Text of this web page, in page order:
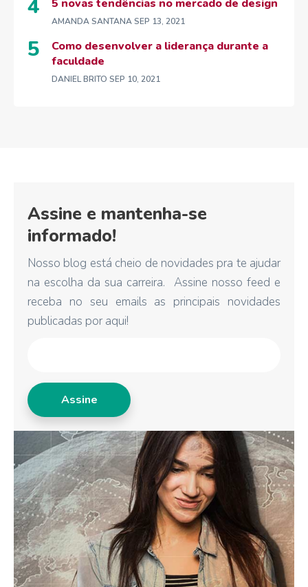
5 novas tendências no mercado de design
AMANDA SANTANASEP 13, 2021
Como desenvolver a liderança durante a
faculdade
DANIEL BRITO SEP 10, 2021
Assine e mantenha-se
informado!
Nosso blog está cheio de novidades pra te ajudar
na escolha da sua carreira. Assine nosso feed e
receba no seu emails as principais novidades
publicadas por aqui!